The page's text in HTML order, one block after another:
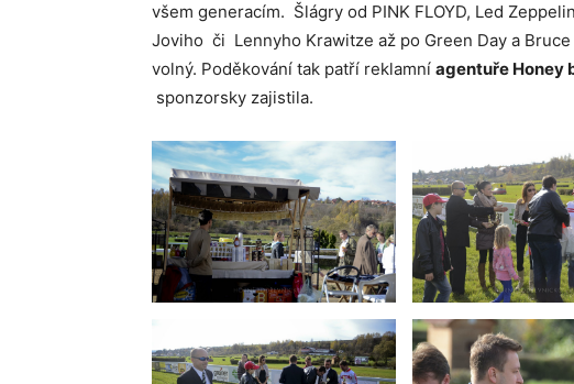
všem generacím. Šlágry od PINK FLOYD, Led
Joviho či Lennyho Krawitze až po Green Day a
volný. Poděkování tak patří reklamní agentuře Honey
sponzorsky zajistila.